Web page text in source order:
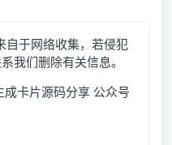
自于网络收集，若侵犯
我们删除有关信息。
卡片源码分享 公众号